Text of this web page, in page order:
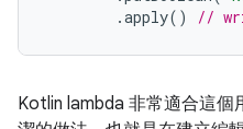
.apply() //
Kotlin lambda 非常適合這